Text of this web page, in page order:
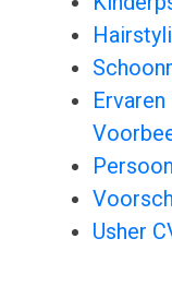
Usher